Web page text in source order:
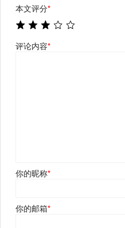
本文评分*
评论内容*
你的昵称*
你的邮箱*